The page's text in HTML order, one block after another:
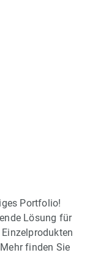
Portfolio!
Lösung für
finden Sie